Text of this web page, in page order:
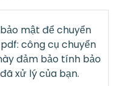
mật để chuyển
công cụ chuyển
đảm bảo tính bảo
xử lý của bạn.